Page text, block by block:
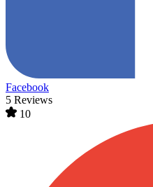
Facebook
5 Reviews
10